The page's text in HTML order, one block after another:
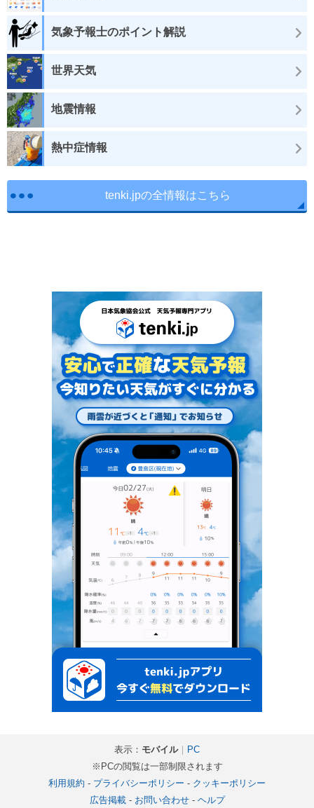
気象予報士のポイント解説
世界天気
地震情報
熱中症情報
tenki.jpの全情報はこちら
表示： モバイル｜ PC
※PCの閲覧は一部制限されます
利用規約 - プライバシーポリシー - クッキーポリシー
広告掲載- お問い合わせ- ヘルプ